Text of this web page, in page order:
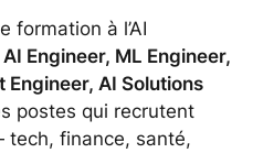
formation à l’AI
AI Engineer, ML Engineer,
Engineer, AI Solutions
postes qui recrutent
finance, santé,